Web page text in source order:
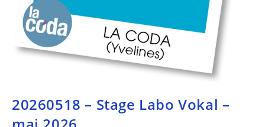
20260518 – Stage Labo Vokal –